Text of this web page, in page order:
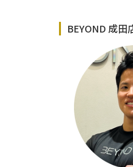
BEYOND 成田